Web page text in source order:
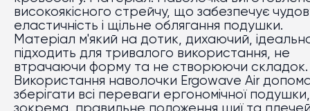
високоякісного стрейчу, що забезпечує
еластичність і щільне облягання подушки.
Матеріал м'який на дотик, дихаючий,
підходить для тривалого використання, не
втрачаючи форму та не створюючи складок.
Використання наволочки Ergowave Air
зберігати всі переваги ергономічної подушки,